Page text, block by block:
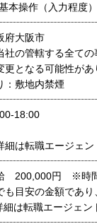
本操作（入力程度）
府大阪市
社の管轄する全ての
更となる可能性があ
：敷地内禁煙
18:00
は転職エージェン
200,000円 ※時間
も目安の金額であ
は転職エージェン